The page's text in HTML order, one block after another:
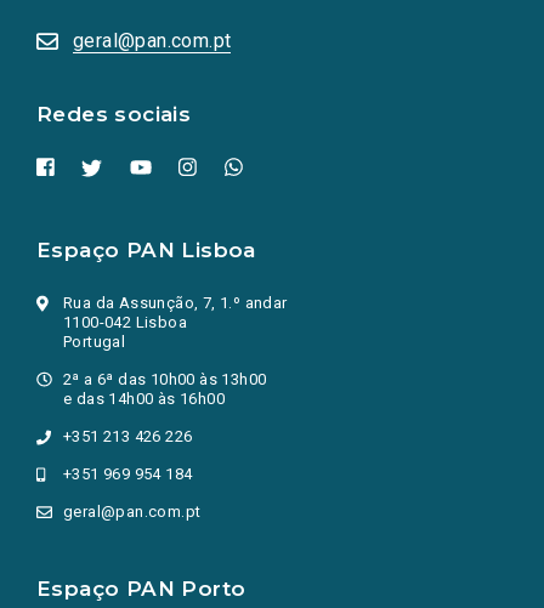
geral@pan.com.pt
Redes sociais
numa
nova
Espaço PAN Lisboa
Rua da Assunção, 7, 1.º andar
1100-042 Lisboa
Portugal
2ª a 6ª das 10h00 às 13h00
e das 14h00 às 16h00
+351 213 426 226
+351 969 954 184
geral@pan.com.pt
Espaço PAN Porto